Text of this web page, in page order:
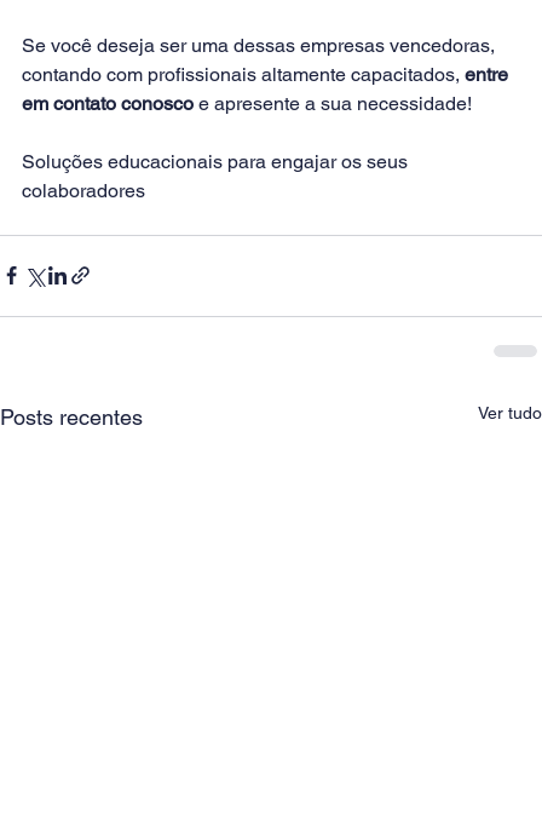
Se você deseja ser uma dessas empresas vencedoras,
contando com profissionais altamente capacitados, entre
em contato conosco e apresente a sua necessidade!
Soluções educacionais para engajar os seus
colaboradores
Posts recentes Ver tudo